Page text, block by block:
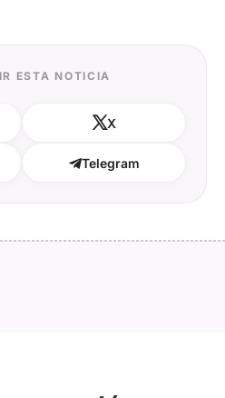
ESTA NOTICIA
X
Telegram